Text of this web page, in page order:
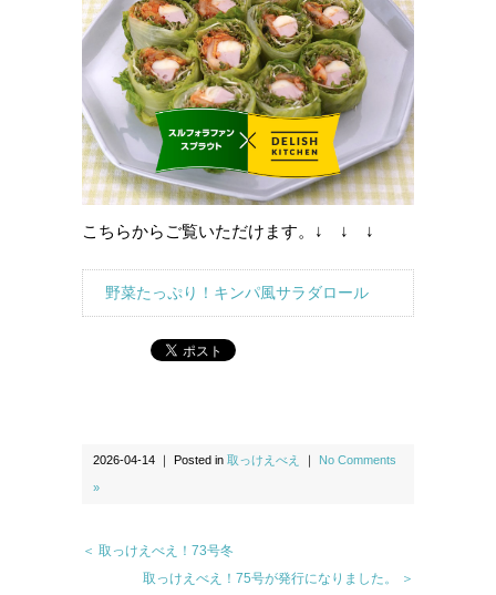
こちらからご覧いただけます。↓ ↓ ↓
野菜たっぷり！キンパ風サラダロール
2026-04-14 ｜ Posted in 取っけえべえ ｜ No Comments
»
＜ 取っけえべえ！73号冬
取っけえべえ！75号が発行になりました。 ＞